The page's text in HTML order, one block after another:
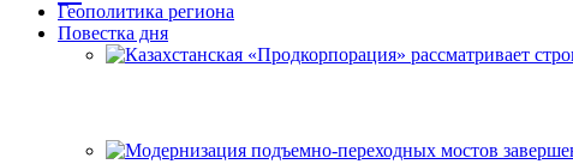
Геополитика региона
Повестка дня